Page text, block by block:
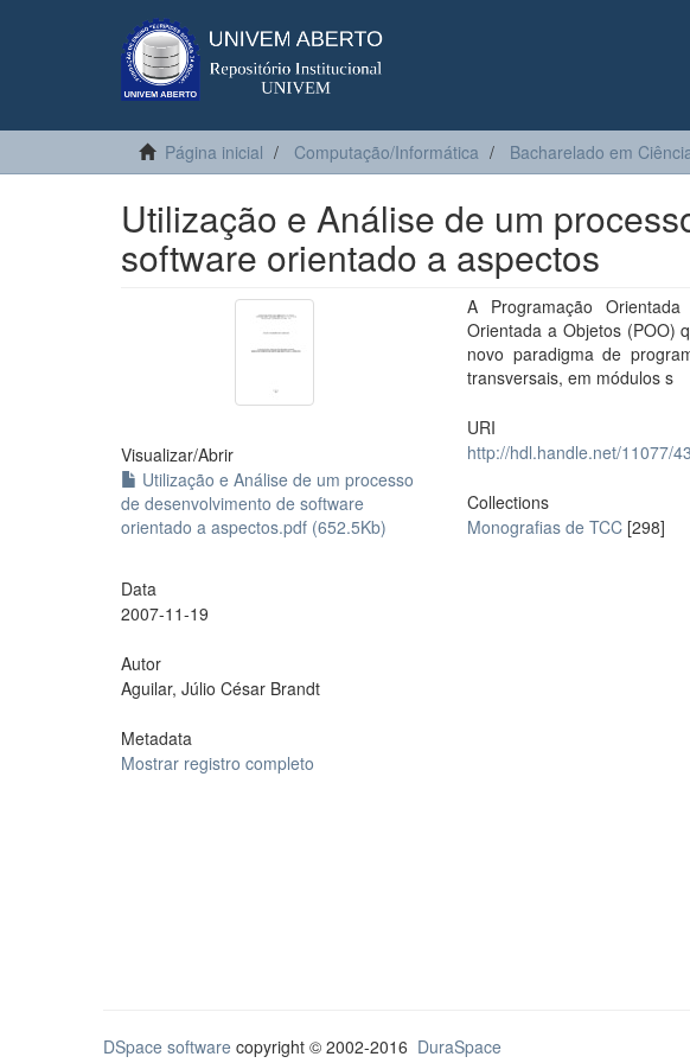
Página inicial Computação/Informática Bacharelado em
Utilização e Análise de um
software orientado a aspectos
Visualizar/Abrir
Utilização e Análise de um processo
de desenvolvimento de software
orientado a aspectos.pdf (652.5Kb)
Data
2007-11-19
Autor
Aguilar, Júlio César Brandt
Metadata
Mostrar registro completo
A Programação
Orientada a Objetos (POO)
novo paradigma de
transversais, em módulos s
URI
http://hdl.handle.net/11077/
Collections
Monografias de TCC [298]
DSpace software copyright © 2002-2016 DuraSpace